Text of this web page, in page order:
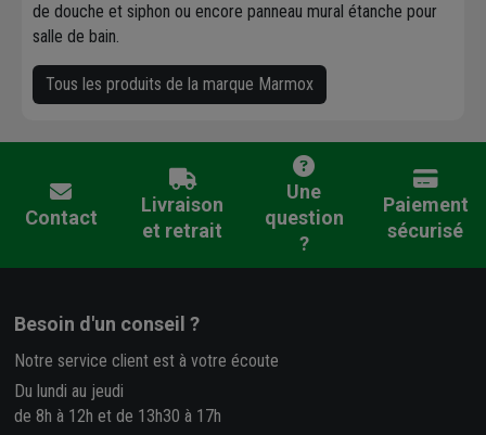
de douche et siphon ou encore panneau mural étanche pour
salle de bain.
Tous les produits de la marque Marmox
Contact
Livraison
et retrait
Une
question
?
Paiement
sécurisé
Besoin d'un conseil ?
Notre service client est à votre écoute
Du lundi au jeudi
de 8h à 12h et de 13h30 à 17h